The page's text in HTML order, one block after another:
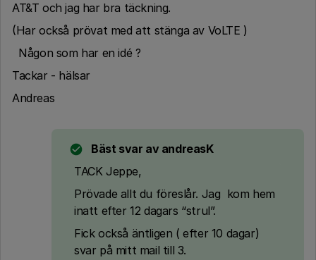
AT&T och jag har bra täckning.
(Har också prövat med att stänga av VoLTE )
Någon som har en idé ?
Tackar - hälsar
Andreas
Bäst svar av andreasK
TACK Jeppe,
Prövade allt du föreslår. Jag kom hem
inatt efter 12 dagars “strul”.
Fick också äntligen ( efter 10 dagar)
svar på mitt mail till 3.